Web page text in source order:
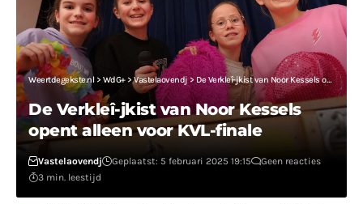
Weertdegekste.nl> WdG+>Vastelaovendj>De Verkleî-jkist van Noor Kessels opent alleen voor KVL-finale
De Verkleî-jkist van Noor Kessels
opent alleen voor KVL-finale
Vastelaovendj Geplaatst: 5 februari 2025 19:15
Geen reacties
3 min. leestijd